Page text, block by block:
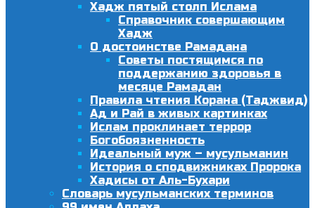
Хадж пятый столп Ислама
Справочник совершающим
Хадж
О достоинстве Рамадана
Советы постящимся по
поддержанию здоровья в
месяце Рамадан
Правила чтения Корана (Таджвид)
Ад и Рай в живых картинках
Ислам проклинает террор
Богобоязненность
Идеальный муж – мусульманин
История о сподвижниках Пророка
Хадисы от Аль-Бухари
Словарь мусульманских терминов